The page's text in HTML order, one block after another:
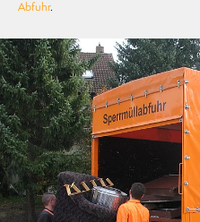
Abfuhr.